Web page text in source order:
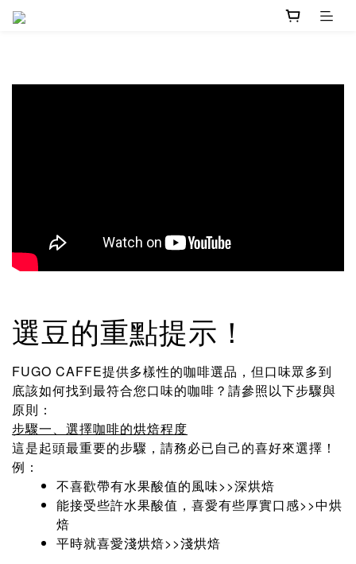
選豆的重點提示！
FUGO CAFFE提供多樣性的咖啡選品，但口味眾多到
底該如何找到最符合您口味的咖啡？請參照以下步驟與
原則：
步驟一、選擇咖啡的烘焙程度
這是起頭最重要的步驟，請務必已自己的喜好來選擇！
例：
不喜歡帶有水果酸值的風味>>深烘焙
能接受些許水果酸值，喜愛有些厚實口感>>中烘
焙
平時就喜愛淺烘焙>>淺烘焙